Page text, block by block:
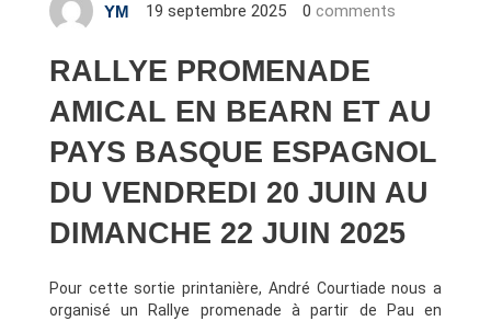
YM 19 septembre 2025 0 comments
RALLYE PROMENADE
AMICAL EN BEARN ET AU
PAYS BASQUE ESPAGNOL
DU VENDREDI 20 JUIN AU
DIMANCHE 22 JUIN 2025
Pour cette sortie printanière, André Courtiade nous a
organisé un Rallye promenade à partir de Pau en